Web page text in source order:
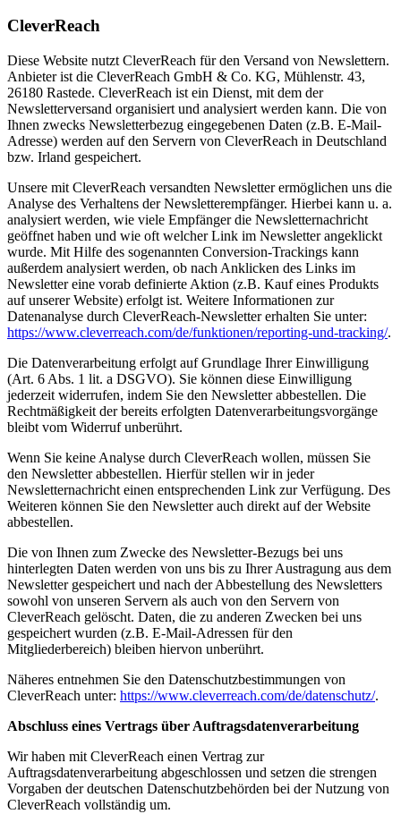
CleverReach
Diese Website nutzt CleverReach für den Versand von Newslettern.
Anbieter ist die CleverReach GmbH & Co. KG, Mühlenstr. 43,
26180 Rastede. CleverReach ist ein Dienst, mit dem der
Newsletterversand organisiert und analysiert werden kann. Die von
Ihnen zwecks Newsletterbezug eingegebenen Daten (z.B. E-Mail-
Adresse) werden auf den Servern von CleverReach in Deutschland
bzw. Irland gespeichert.
Unsere mit CleverReach versandten Newsletter ermöglichen uns die
Analyse des Verhaltens der Newsletterempfänger. Hierbei kann u. a.
analysiert werden, wie viele Empfänger die Newsletternachricht
geöffnet haben und wie oft welcher Link im Newsletter angeklickt
wurde. Mit Hilfe des sogenannten Conversion-Trackings kann
außerdem analysiert werden, ob nach Anklicken des Links im
Newsletter eine vorab definierte Aktion (z.B. Kauf eines Produkts
auf unserer Website) erfolgt ist. Weitere Informationen zur
Datenanalyse durch CleverReach-Newsletter erhalten Sie unter:
https://www.cleverreach.com/de/funktionen/reporting-und-tracking/.
Die Datenverarbeitung erfolgt auf Grundlage Ihrer Einwilligung
(Art. 6 Abs. 1 lit. a DSGVO). Sie können diese Einwilligung
jederzeit widerrufen, indem Sie den Newsletter abbestellen. Die
Rechtmäßigkeit der bereits erfolgten Datenverarbeitungsvorgänge
bleibt vom Widerruf unberührt.
Wenn Sie keine Analyse durch CleverReach wollen, müssen Sie
den Newsletter abbestellen. Hierfür stellen wir in jeder
Newsletternachricht einen entsprechenden Link zur Verfügung. Des
Weiteren können Sie den Newsletter auch direkt auf der Website
abbestellen.
Die von Ihnen zum Zwecke des Newsletter-Bezugs bei uns
hinterlegten Daten werden von uns bis zu Ihrer Austragung aus dem
Newsletter gespeichert und nach der Abbestellung des Newsletters
sowohl von unseren Servern als auch von den Servern von
CleverReach gelöscht. Daten, die zu anderen Zwecken bei uns
gespeichert wurden (z.B. E-Mail-Adressen für den
Mitgliederbereich) bleiben hiervon unberührt.
Näheres entnehmen Sie den Datenschutzbestimmungen von
CleverReach unter: https://www.cleverreach.com/de/datenschutz/.
Abschluss eines Vertrags über Auftragsdatenverarbeitung
Wir haben mit CleverReach einen Vertrag zur
Auftragsdatenverarbeitung abgeschlossen und setzen die strengen
Vorgaben der deutschen Datenschutzbehörden bei der Nutzung von
CleverReach vollständig um.